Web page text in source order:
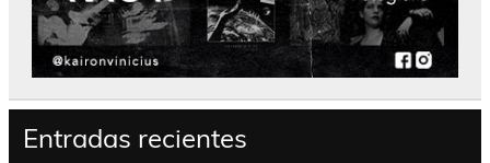
Entradas recientes